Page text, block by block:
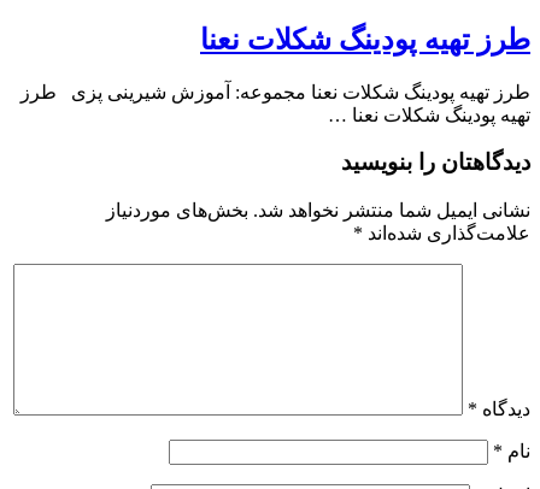
تهیه پودینگ شکلات نعنا
تهیه پودینگ شکلات نعنا مجموعه: آموزش شیرینی پزی طرز
پودینگ شکلات نعنا …
را بنویسید
ایمیل شما منتشر نخواهد شد. بخش‌های موردنیاز
شده‌اند*
*
*